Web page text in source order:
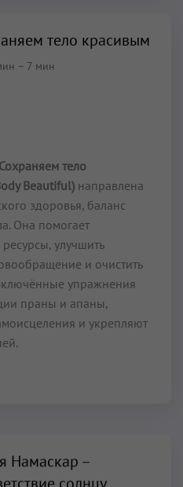
тело красивым
– 7 мин
тело
Beautiful) направлена
здоровья, баланс
Она помогает
улучшить
и очистить
упражнения
праны и апаны,
и укрепляют
Намаскар –
солнцу